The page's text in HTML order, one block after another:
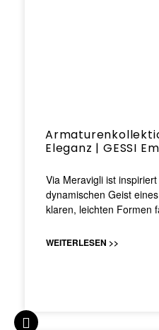
Eleganz | GESSI
Via Meravigli ist
dynamischen Geist
klaren, leichten Formen
WEITERLESEN >>